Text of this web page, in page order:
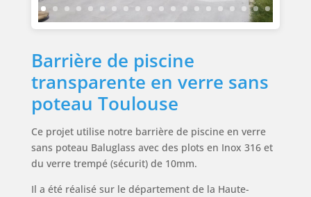
Barrière de piscine
transparente en verre sans
poteau Toulouse
Ce projet utilise notre barrière de piscine en verre
sans poteau Baluglass avec des plots en Inox 316 et
du verre trempé (sécurit) de 10mm.
Il a été réalisé sur le département de la Haute-